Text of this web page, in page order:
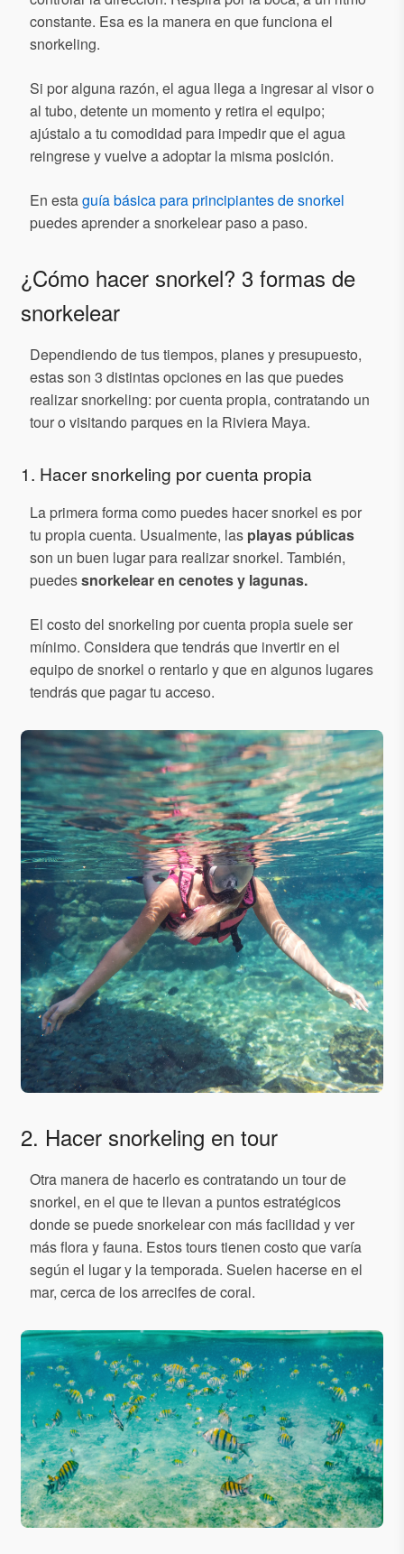
constante. Esa es la manera en que funciona el
snorkeling.
Si por alguna razón, el agua llega a ingresar al visor o
al tubo, detente un momento y retira el equipo;
ajústalo a tu comodidad para impedir que el agua
reingrese y vuelve a adoptar la misma posición.
En estaguía básica para principiantes de snorkel
puedes aprender a snorkelear paso a paso.
¿Cómo hacer snorkel? 3 formas de
snorkelear
Dependiendo de tus tiempos, planes y presupuesto,
estas son 3 distintas opciones en las que puedes
realizar snorkeling: por cuenta propia, contratando un
tour o visitando parques en la Riviera Maya.
1. Hacer snorkeling por cuenta propia
La primera forma como puedes hacer snorkel es por
tu propia cuenta. Usualmente, las playas públicas
son un buen lugar para realizar snorkel. También,
puedessnorkelear en cenotes y lagunas.
El costo del snorkeling por cuenta propia suele ser
mínimo. Considera que tendrás que invertir en el
equipo de snorkel o rentarlo y que en algunos lugares
tendrás que pagar tu acceso.
2. Hacer snorkeling en tour
Otra manera de hacerlo es contratando un tour de
snorkel, en el que te llevan a puntos estratégicos
donde se puede snorkelear con más facilidad y ver
más flora y fauna. Estos tours tienen costo que varía
según el lugar y la temporada. Suelen hacerse en el
mar, cerca de los arrecifes de coral.